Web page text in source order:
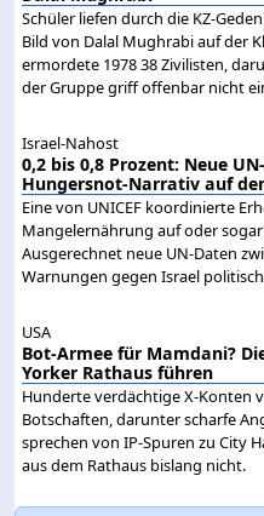
Schüler liefen durch die KZ-
Bild von Dalal Mughrabi auf der
ermordete 1978 38 Zivilisten,
der Gruppe griff offenbar nicht
Israel-Nahost
0,2 bis 0,8 Prozent: Neue
Hungersnot-Narrativ auf
Eine von UNICEF koordinierte
Mangelernährung auf oder
Ausgerechnet neue UN-Daten
Warnungen gegen Israel
USA
Bot-Armee für Mamdani?
Yorker Rathaus führen
Hunderte verdächtige X-Konten
Botschaften, darunter scharfe
sprechen von IP-Spuren zu City
aus dem Rathaus bislang nicht.